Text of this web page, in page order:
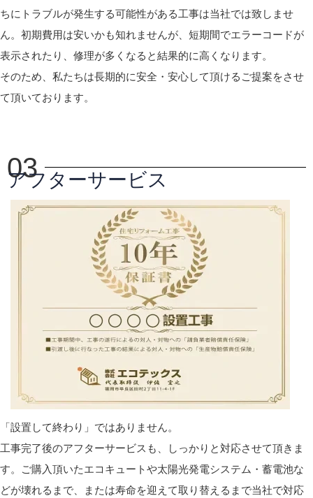
ちにトラブルが発生する可能性がある工事は当社では致しませ
ん。初期費用は安いかも知れませんが、短期間でエラーコードが
表示されたり、修理が多くなると結果的に高くなります。
そのため、私たちは長期的に安全・安心して頂けるご提案をさせ
て頂いております。
03
アフターサービス
「設置して終わり」ではありません。
工事完了後のアフターサービスも、しっかりと対応させて頂きま
す。ご購入頂いたエコキュートや太陽光発電システム・蓄電池な
どが壊れるまで、または寿命を迎えて取り替えるまで当社で対応